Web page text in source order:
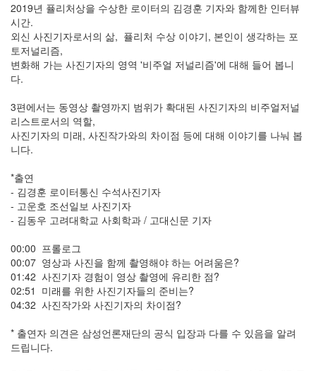
2019년 퓰리처상을 수상한 로이터의 김경훈 기자와 함께한 인터뷰
시간.
외신 사진기자로서의 삶, 퓰리처 수상 이야기, 본인이 생각하는 포
토저널리즘,
변화해 가는 사진기자의 영역 '비주얼 저널리즘'에 대해 들어 봅니
다.
3편에서는 동영상 촬영까지 범위가 확대된 사진기자의 비주얼저널
리스트로서의 역할,
사진기자의 미래, 사진작가와의 차이점 등에 대해 이야기를 나눠 봅
니다.
*출연
- 김경훈 로이터통신 수석사진기자
- 고운호 조선일보 사진기자
- 김동우 고려대학교 사회학과 / 고대신문 기자
00:00 프롤로그
00:07 영상과 사진을 함께 촬영해야 하는 어려움은?
01:42 사진기자 경험이 영상 촬영에 유리한 점?
02:51 미래를 위한 사진기자들의 준비는?
04:32 사진작가와 사진기자의 차이점?
* 출연자 의견은 삼성언론재단의 공식 입장과 다를 수 있음을 알려
드립니다.